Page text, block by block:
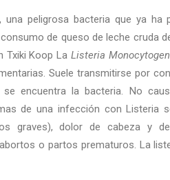
, una peligrosa bacteria que ya ha
de queso de leche cruda
Txiki Koop La Listeria
Suele transmitirse por
encuentra la bacteria. No
de una infección con Listeria
graves), dolor de cabeza y
o partos prematuros. La